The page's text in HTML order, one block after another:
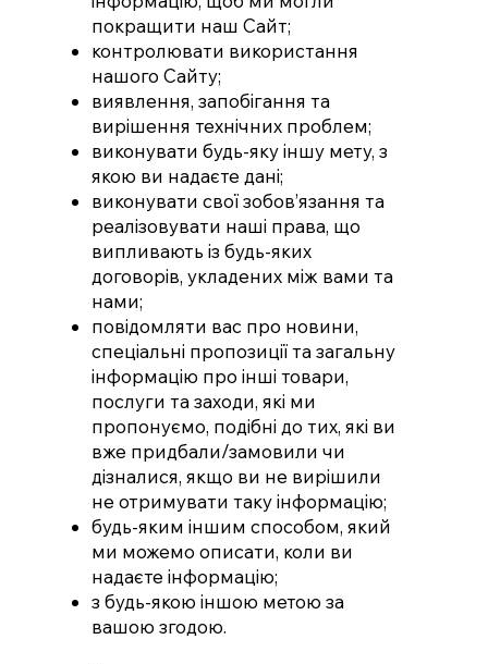
покращити наш Сайт;
контролювати використання
нашого Сайту;
виявлення, запобігання та
вирішення технічних проблем;
виконувати будь-яку іншу мету, з
якою ви надаєте дані;
виконувати свої зобов’язання та
реалізовувати наші права, що
випливають із будь-яких
договорів, укладених між вами та
нами;
повідомляти вас про новини,
спеціальні пропозиції та загальну
інформацію про інші товари,
послуги та заходи, які ми
пропонуємо, подібні до тих, які ви
вже придбали/замовили чи
дізналися, якщо ви не вирішили
не отримувати таку інформацію;
будь-яким іншим способом, який
ми можемо описати, коли ви
надаєте інформацію;
з будь-якою іншою метою за
вашою згодою.